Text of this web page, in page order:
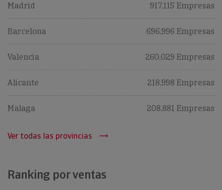
Madrid 917,115 Empresas
Barcelona 696,996 Empresas
Valencia 260,029 Empresas
Alicante 218,998 Empresas
Malaga 208,881 Empresas
Ver todas las provincias
Ranking por ventas